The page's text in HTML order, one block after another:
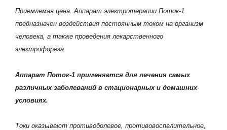
Приемлемая цена. Аппарат электротерапии Поток-1
предназначен воздействия постоянным током на организм
человека, а также проведения лекарственного
электрофореза.
Аппарат Поток-1 применяется для лечения самых
различных заболеваний в стационарных и домашних
условиях.
Токи оказывают противоболевое, противовоспалительное,